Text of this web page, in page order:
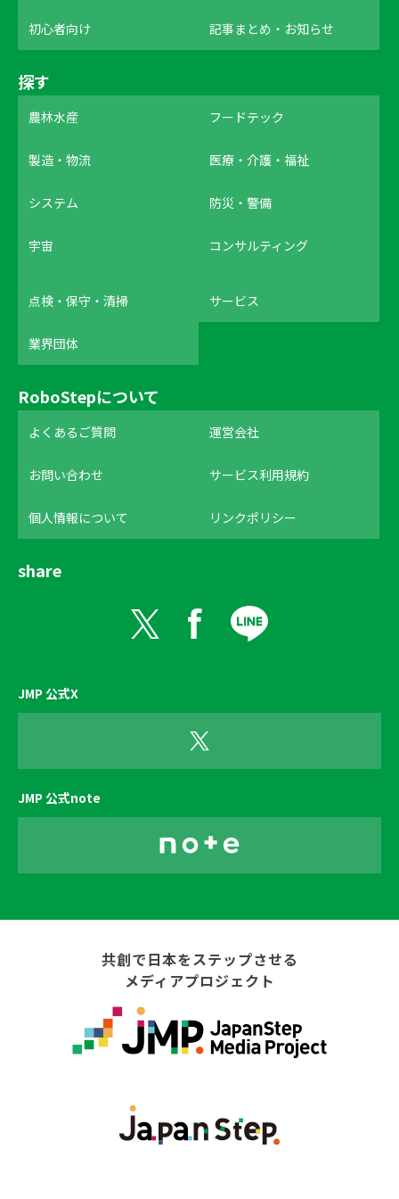
初心者向け 記事まとめ・お知らせ
探す
農林水産 フードテック
製造・物流 医療・介護・福祉
システム 防災・警備
宇宙 コンサルティング
点検・保守・清掃 サービス
業界団体
RoboStepについて
よくあるご質問 運営会社
お問い合わせ サービス利用規約
個人情報について リンクポリシー
share
JMP 公式X
JMP 公式note
共創で日本をステップさせる
メディアプロジェクト